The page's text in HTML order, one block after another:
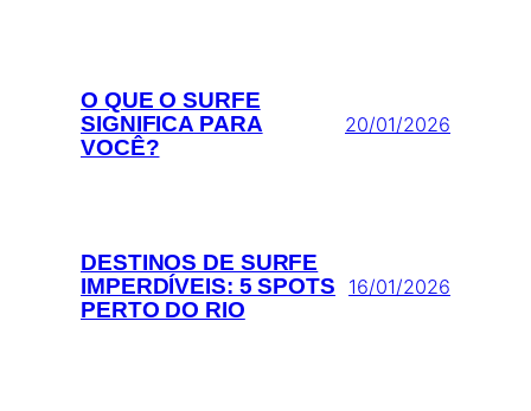
O QUE O SURFE
SIGNIFICA PARA
VOCÊ?
20/01/2026
DESTINOS DE SURFE
IMPERDÍVEIS: 5 SPOTS
PERTO DO RIO
16/01/2026